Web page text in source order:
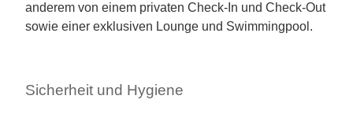
anderem von einem privaten Check-In und Check-Out
sowie einer exklusiven Lounge und Swimmingpool.
Sicherheit und Hygiene